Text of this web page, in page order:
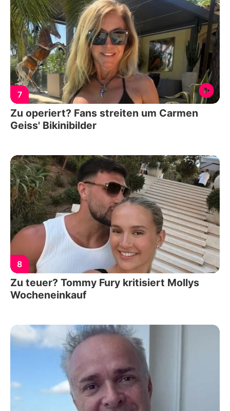
7
Zu operiert? Fans streiten um Carmen
Geiss' Bikinibilder
8
Zu teuer? Tommy Fury kritisiert Mollys
Wocheneinkauf